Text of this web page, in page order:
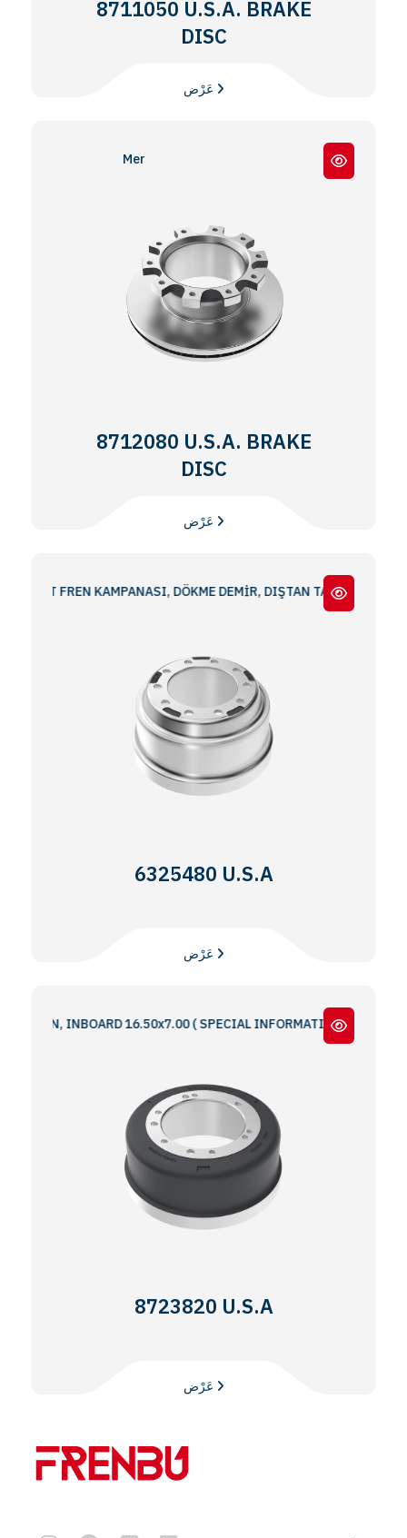
8711050 U.S.A. BRAKE
DISC
Meritor® EX225
8712080 U.S.A. BRAKE
DISC
FREN KAMPANASI, DÖKME DEMİR, DIŞTAN TAKMA 16.50x7.00
6325480 U.S.A
INBOARD 16.50x7.00 ( SPECIAL INFORMATION : 5 & 6 BOLT
8723820 U.S.A